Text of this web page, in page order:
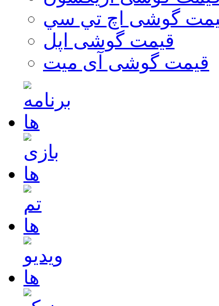
گوشی اچ تي سي
قیمت گوشی اپل
قیمت گوشی آی میت